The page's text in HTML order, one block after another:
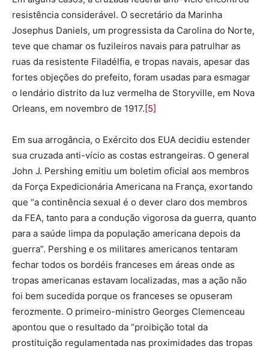
resistência considerável. O secretário da Marinha
Josephus Daniels, um progressista da Carolina do Norte,
teve que chamar os fuzileiros navais para patrulhar as
ruas da resistente Filadélfia, e tropas navais, apesar das
fortes objeções do prefeito, foram usadas para esmagar
o lendário distrito da luz vermelha de Storyville, em Nova
Orleans, em novembro de 1917.[5]
Em sua arrogância, o Exército dos EUA decidiu estender
sua cruzada anti-vício as costas estrangeiras. O general
John J. Pershing emitiu um boletim oficial aos membros
da Força Expedicionária Americana na França, exortando
que “a continência sexual é o dever claro dos membros
da FEA, tanto para a condução vigorosa da guerra, quanto
para a saúde limpa da população americana depois da
guerra”. Pershing e os militares americanos tentaram
fechar todos os bordéis franceses em áreas onde as
tropas americanas estavam localizadas, mas a ação não
foi bem sucedida porque os franceses se opuseram
ferozmente. O primeiro-ministro Georges Clemenceau
apontou que o resultado da “proibição total da
prostituição regulamentada nas proximidades das tropas